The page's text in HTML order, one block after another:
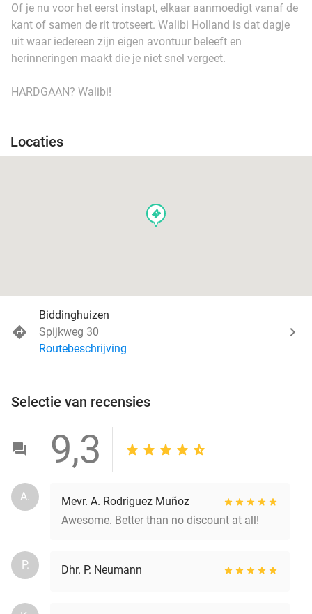
Of je nu voor het eerst instapt, elkaar aanmoedigt vanaf de
kant of samen de rit trotseert. Walibi Holland is dat dagje
uit waar iedereen zijn eigen avontuur beleeft en
herinneringen maakt die je niet snel vergeet.
HARDGAAN? Walibi!
Locaties
events
Biddinghuizen
Spijkweg 30
Routebeschrijving
Selectie van recensies
9,3
A.
Mevr. A. Rodriguez Muñoz
Awesome. Better than no discount at all!
P. Dhr. P. Neumann